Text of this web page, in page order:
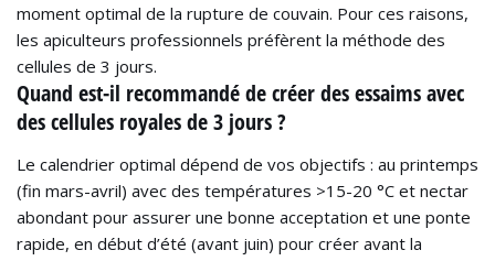
moment optimal de la rupture de couvain. Pour ces raisons,
les apiculteurs professionnels préfèrent la méthode des
cellules de 3 jours.
Quand est-il recommandé de créer des essaims avec
des cellules royales de 3 jours ?
Le calendrier optimal dépend de vos objectifs : au printemps
(fin mars-avril) avec des températures >15-20 °C et nectar
abondant pour assurer une bonne acceptation et une ponte
rapide, en début d’été (avant juin) pour créer avant la